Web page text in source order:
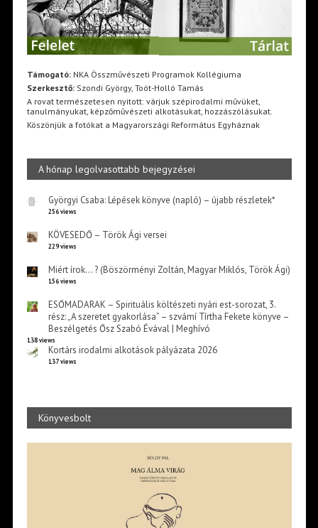
Támogató:NKA Összművészeti Programok Kollégiuma
Szerkesztő:Szondi György, Toót-Holló Tamás
A rovat természetesen nyitott: várjuk szépirodalmi művüket,
tanulmányukat, képzőművészeti alkotásukat, hozzászólásukat.
Köszönjük a fotókat a Magyarországi Református Egyháznak
A hónap legolvasottabb bejegyzései
Györgyi Csaba: Lépések könyve (napló) – újabb részletek*
256 views
KÖVESEDŐ – Török Ági versei
229 views
Miért írok… ? (Böszörményi Zoltán, Magyar Miklós, Török Ági)
156 views
ESŐMADARAK – Spirituális költészeti nyári est-sorozat, 3.
rész: „A szeretet gyakorlása” – szvámí Tírtha Fekete könyve –
Beszélgetés Ősz Szabó Évával | Meghívó
138 views
Kortárs irodalmi alkotások pályázata 2026
137 views
Könyvesbolt